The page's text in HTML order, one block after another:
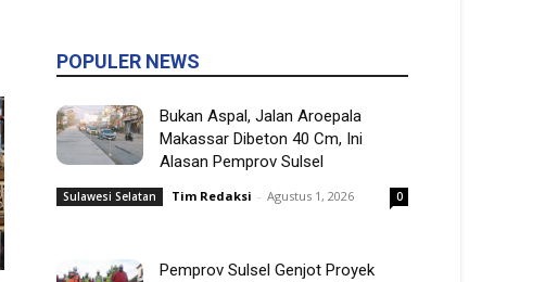
POPULER NEWS
Bukan Aspal, Jalan Aroepala
Makassar Dibeton 40 Cm, Ini
Alasan Pemprov Sulsel
Sulawesi Selatan Tim Redaksi - Agustus 1, 2026 0
Pemprov Sulsel Genjot Proyek